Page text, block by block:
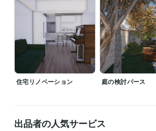
住宅リノベーション 庭の検討パース
出品者の人気サービス